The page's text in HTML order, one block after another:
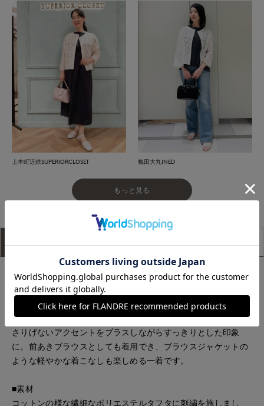
上本町近鉄SUPERIORCLOSET 梅田大丸INED
もっと見る
■デザイン
後ろの釦あきがポイントのクルーネックブラウス。ラグランス
リーブで華奢なショルダーラインを演出し、女性らしいシルエ
ットに仕上げました。袖口にはグログランテープをあしらい、
さりげないアクセントをプラスしながらすっきりとした印象
に。前あきブラウスとしても着用でき、ブラウスジャケットの
ような軽やかな着こなしも楽しめる一着です。
■素材
コットンの様な繊細なポリエステルタフタに刺繍を施しまし